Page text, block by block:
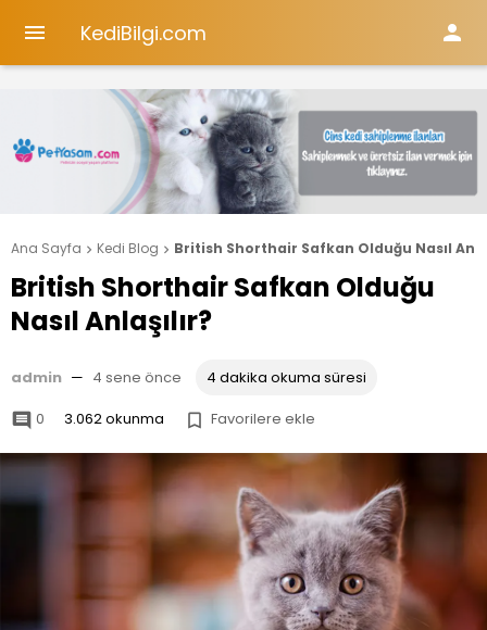
 KediBilgi.com 
Ana Sayfa  Kedi Blog  British Shorthair Safkan Olduğu Nasıl
British Shorthair Safkan Olduğu
Nasıl Anlaşılır?
admin — 4 sene önce 4 dakika okuma süresi
 0 3.062 okunma  Favorilere ekle